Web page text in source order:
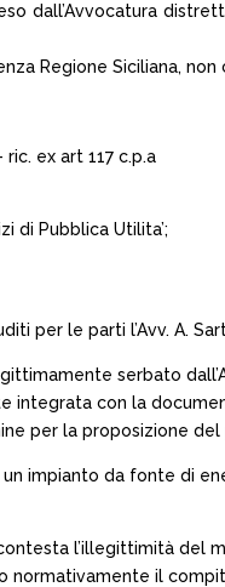
dall’Avvocatura
Regione Siciliana,
ex art 117 c.p.a
di Pubblica Utilita’;
per le parti l’Avv. A.
serbato
integrata con la
per la proposizione del
impianto da fonte di
l’illegittimità del
normativamente il